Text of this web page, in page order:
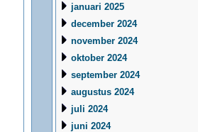
januari 2025
december 2024
november 2024
oktober 2024
september 2024
augustus 2024
juli 2024
juni 2024